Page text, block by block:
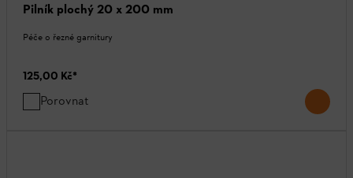
Pilník plochý 20 x 200 mm
Péče o řezné garnitury
125,00 Kč*
Porovnat